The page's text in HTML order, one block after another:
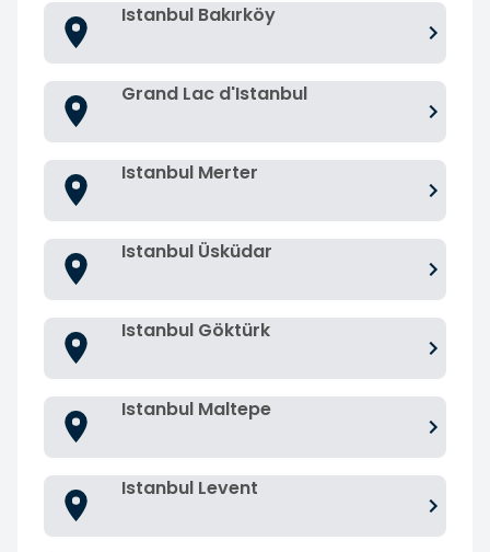
Istanbul Bakırköy
Grand Lac d'Istanbul
Istanbul Merter
Istanbul Üsküdar
Istanbul Göktürk
Istanbul Maltepe
Istanbul Levent